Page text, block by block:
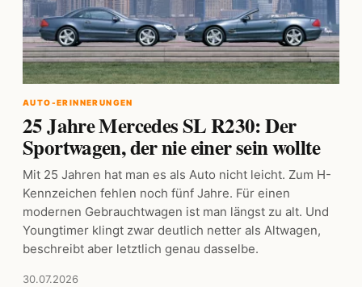
AUTO-ERINNERUNGEN
25 Jahre Mercedes SL R230: Der
Sportwagen, der nie einer sein wollte
Mit 25 Jahren hat man es als Auto nicht leicht. Zum H-
Kennzeichen fehlen noch fünf Jahre. Für einen
modernen Gebrauchtwagen ist man längst zu alt. Und
Youngtimer klingt zwar deutlich netter als Altwagen,
beschreibt aber letztlich genau dasselbe.
30.07.2026